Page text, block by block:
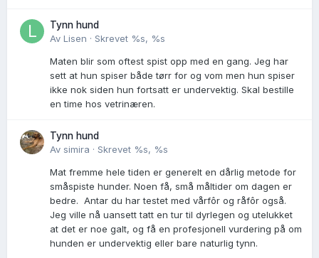
Tynn hund
Av Lisen · Skrevet %s, %s
Maten blir som oftest spist opp med en gang. Jeg har
sett at hun spiser både tørr for og vom men hun spiser
ikke nok siden hun fortsatt er undervektig. Skal bestille
en time hos vetrinæren.
Tynn hund
Av simira · Skrevet %s, %s
Mat fremme hele tiden er generelt en dårlig metode for
småspiste hunder. Noen få, små måltider om dagen er
bedre. Antar du har testet med vårfôr og råfôr også.
Jeg ville nå uansett tatt en tur til dyrlegen og utelukket
at det er noe galt, og få en profesjonell vurdering på om
hunden er undervektig eller bare naturlig tynn.